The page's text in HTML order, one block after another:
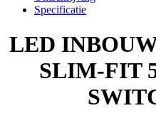
aantal
Specificatie
LED
SLIM-FIT